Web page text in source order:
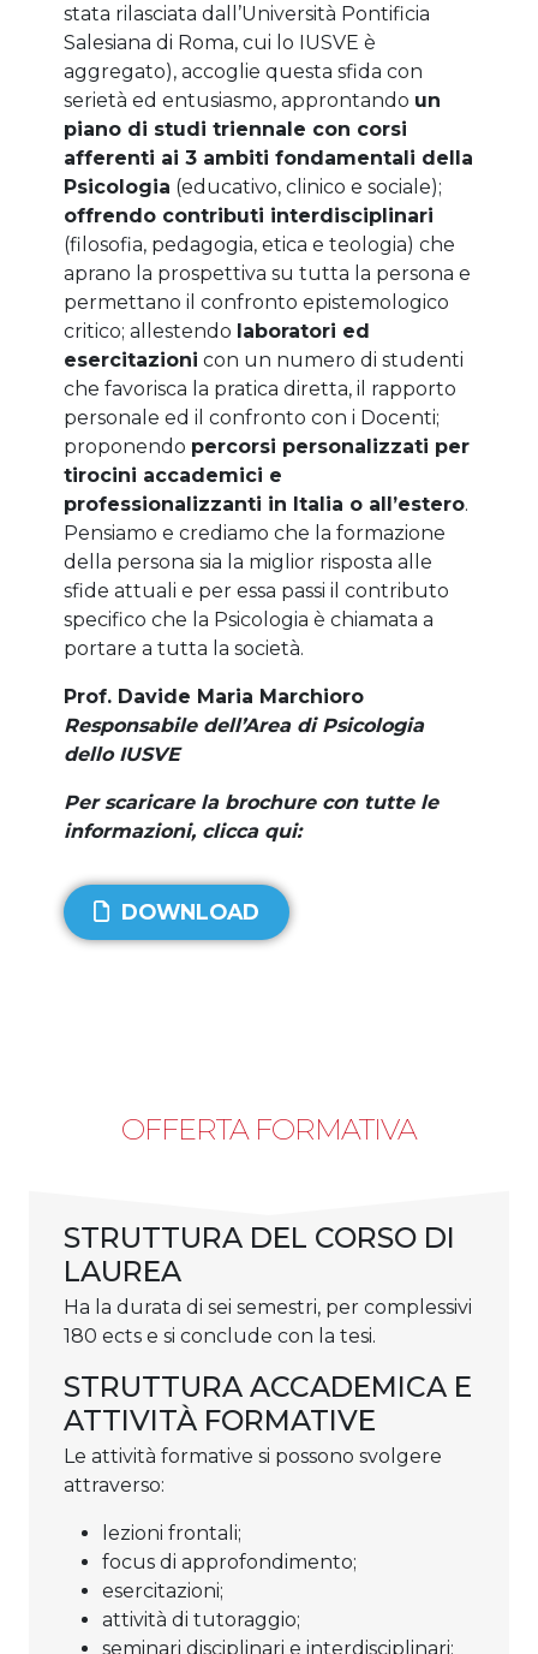
stata rilasciata dall’Università Pontificia
Salesiana di Roma, cui lo IUSVE è
aggregato), accoglie questa sfida con
serietà ed entusiasmo, approntando un
piano di studi triennale con corsi
afferenti ai 3 ambiti fondamentali della
Psicologia (educativo, clinico e sociale);
offrendo contributi interdisciplinari
(filosofia, pedagogia, etica e teologia) che
aprano la prospettiva su tutta la persona e
permettano il confronto epistemologico
critico; allestendo laboratori ed
esercitazioni con un numero di studenti
che favorisca la pratica diretta, il rapporto
personale ed il confronto con i Docenti;
proponendo percorsi personalizzati per
tirocini accademici e
professionalizzanti in Italia o all’estero.
Pensiamo e crediamo che la formazione
della persona sia la miglior risposta alle
sfide attuali e per essa passi il contributo
specifico che la Psicologia è chiamata a
portare a tutta la società.
Prof. Davide Maria Marchioro
Responsabile dell’Area di Psicologia
dello IUSVE
Per scaricare la brochure con tutte le
informazioni, clicca qui:
DOWNLOAD
OFFERTA FORMATIVA
STRUTTURA DEL CORSO DI
LAUREA
Ha la durata di sei semestri, per complessivi
180 ects e si conclude con la tesi.
STRUTTURA ACCADEMICA E
ATTIVITÀ FORMATIVE
Le attività formative si possono svolgere
attraverso:
lezioni frontali;
focus di approfondimento;
esercitazioni;
attività di tutoraggio;
seminari disciplinari e interdisciplinari;